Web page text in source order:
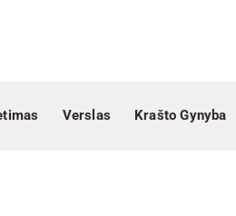
Verslas Krašto Gynyba